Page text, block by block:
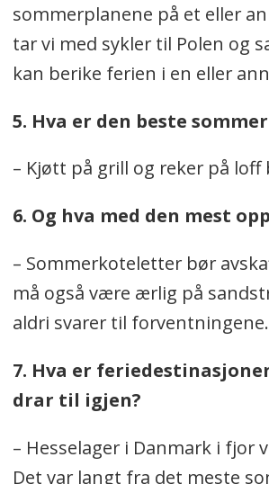
sommerplanene på et eller
tar vi med sykler til Polen og
kan berike ferien i en eller
5. Hva er den beste
– Kjøtt på grill og reker på loff
6. Og hva med den mest
– Sommerkoteletter bør
må også være ærlig på
aldri svarer til forventningene.
7. Hva er
drar til igjen?
– Hesselager i Danmark i fjor
Det var langt fra det meste